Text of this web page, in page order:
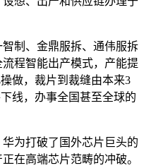
制、金鼎服拆、通伟服拆
程智能出产模式，产能提
做，裁片到裁缝由本来3
线，办事全国甚至全球的
为打破了国外芯片巨头的
在高端芯片范畴的冲破。